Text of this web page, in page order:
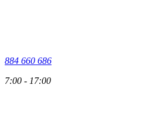
884 660 686
7:00 - 17:00